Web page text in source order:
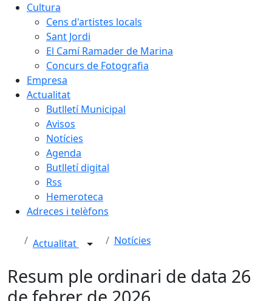
Cultura
Cens d'artistes locals
Sant Jordi
El Camí Ramader de Marina
Concurs de Fotografia
Empresa
Actualitat
Butlletí Municipal
Avisos
Notícies
Agenda
Butlletí digital
Rss
Hemeroteca
Adreces i telèfons
Actualitat Notícies
Resum ple ordinari de data 26